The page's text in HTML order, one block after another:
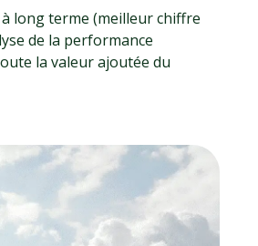
à long terme (meilleur chiffre
de la performance
la valeur ajoutée du